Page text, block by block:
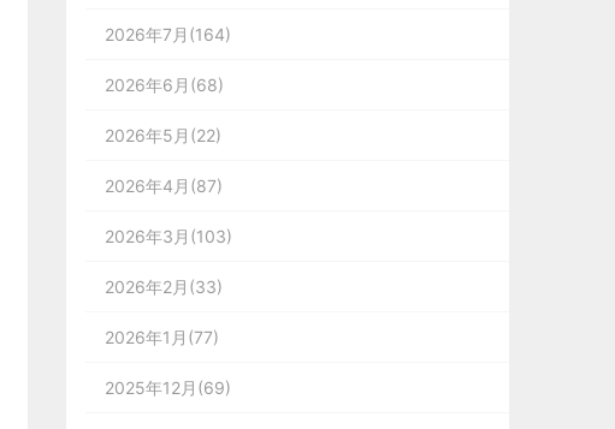
2026年7月(164)
2026年6月(68)
2026年5月(22)
2026年4月(87)
2026年3月(103)
2026年2月(33)
2026年1月(77)
2025年12月(69)